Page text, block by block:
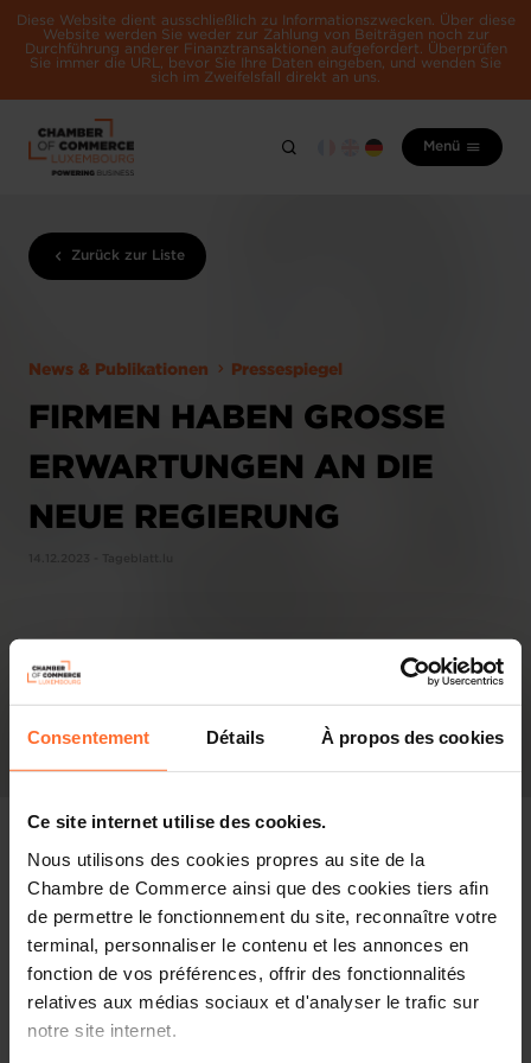
Consentement Détails À propos des cookies
Ce site internet utilise des cookies.
Nous utilisons des cookies propres au site de la
Chambre de Commerce ainsi que des cookies tiers afin
de permettre le fonctionnement du site, reconnaître votre
terminal, personnaliser le contenu et les annonces en
fonction de vos préférences, offrir des fonctionnalités
relatives aux médias sociaux et d'analyser le trafic sur
notre site internet.
Diese Website dient ausschließlich zu Informationszwecken. Über diese
Website werden Sie weder zur Zahlung von Beiträgen noch zur
Durchführung anderer Finanztransaktionen aufgefordert. Überprüfen
Sie immer die URL, bevor Sie Ihre Daten eingeben, und wenden Sie
sich im Zweifelsfall direkt an uns.
Menü
Zurück zur Liste
News & Publikationen Pressespiegel
FIRMEN HABEN GROSSE E
RWARTUNGEN AN DIE N
EUE REGIERUNG
Pressespiegel
Diesen Artikel teilen